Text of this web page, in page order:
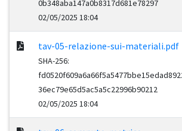
0b348aba147a0b8317d681e78297
02/05/2025 18:04
tav-05-relazione-sui-materiali.pdf
SHA-256:
36ec79e65d5ac5a5c22996b90212
02/05/2025 18:04